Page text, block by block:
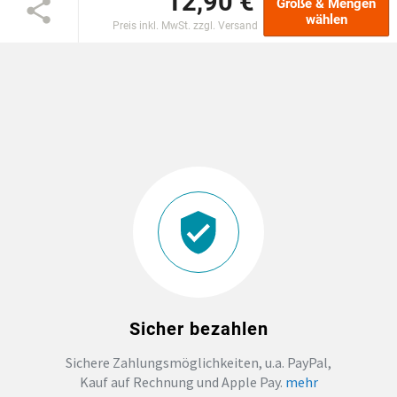
EINSCHULUNG
PRINT ON DEMAND
Preis inkl. MwSt. zzgl. Versand
Größe & Mengen
wählen
Sicher bezahlen
Sichere Zahlungsmöglichkeiten, u.a. PayPal,
Kauf auf Rechnung und Apple Pay. mehr